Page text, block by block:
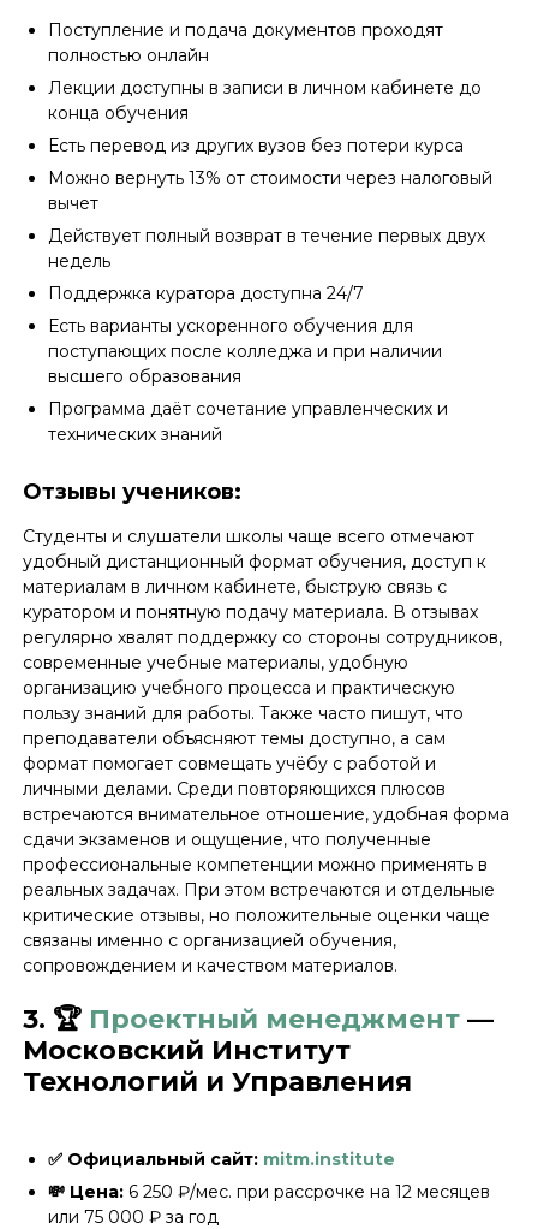
Поступление и подача документов проходят
полностью онлайн
Лекции доступны в записи в личном кабинете до
конца обучения
Есть перевод из других вузов без потери курса
Можно вернуть 13% от стоимости через налоговый
вычет
Действует полный возврат в течение первых двух
недель
Поддержка куратора доступна 24/7
Есть варианты ускоренного обучения для
поступающих после колледжа и при наличии
высшего образования
Программа даёт сочетание управленческих и
технических знаний
Отзывы учеников:
Студенты и слушатели школы чаще всего отмечают
удобный дистанционный формат обучения, доступ к
материалам в личном кабинете, быструю связь с
куратором и понятную подачу материала. В отзывах
регулярно хвалят поддержку со стороны сотрудников,
современные учебные материалы, удобную
организацию учебного процесса и практическую
пользу знаний для работы. Также часто пишут, что
преподаватели объясняют темы доступно, а сам
формат помогает совмещать учёбу с работой и
личными делами. Среди повторяющихся плюсов
встречаются внимательное отношение, удобная форма
сдачи экзаменов и ощущение, что полученные
профессиональные компетенции можно применять в
реальных задачах. При этом встречаются и отдельные
критические отзывы, но положительные оценки чаще
связаны именно с организацией обучения,
сопровождением и качеством материалов.
3. 🏆 Проектный менеджмент —
Московский Институт
Технологий и Управления
✅ Официальный сайт: mitm.institute
💸 Цена: 6 250 ₽/мес. при рассрочке на 12 месяцев
или 75 000 ₽ за год